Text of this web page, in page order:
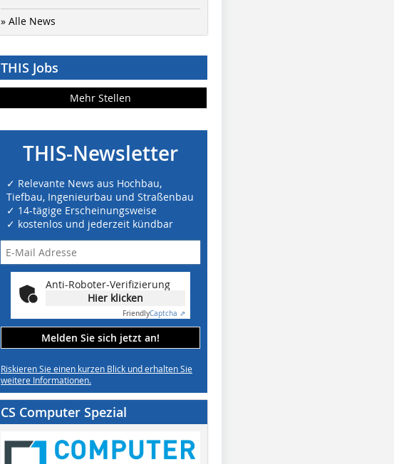
» Alle News
THIS Jobs
Mehr Stellen
THIS-Newsletter
✓ Relevante News aus Hochbau,
Tiefbau, Ingenieurbau und Straßenbau
✓ 14-tägige Erscheinungsweise
✓ kostenlos und jederzeit kündbar
Anti-Roboter-Verifizierung
Hier klicken
FriendlyCaptcha ⇗
Melden Sie sich jetzt an!
Riskieren Sie einen kurzen Blick und erhalten Sie
weitere Informationen.
CS Computer Spezial